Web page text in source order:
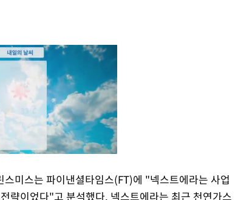
미스는 파이낸셜타임스(FT)에 "넥스트에라는 사업
략이었다"고 분석했다. 넥스트에라는 최근 천연가스